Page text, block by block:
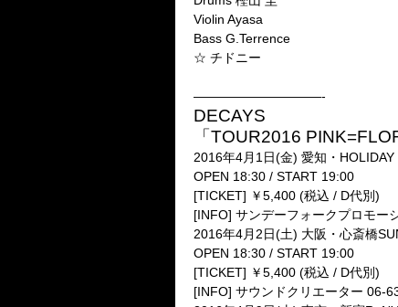
Violin Ayasa
Bass G.Terrence
☆ チドニー
——————————-
DECAYS
「TOUR2016
2016年4月1日(金) 愛知・HOLIDAY
OPEN 18:30 / START 19:00
[TICKET] ￥5,400 (税込 / D代別)
[INFO] サンデーフォークプロモー
2016年4月2日(土) 大阪・心斎橋
OPEN 18:30 / START 19:00
[TICKET] ￥5,400 (税込 / D代別)
[INFO] サウンドクリエーター 06-